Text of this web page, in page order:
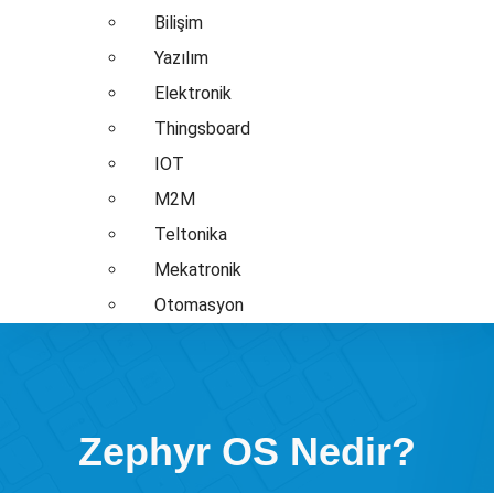
Bilişim
Yazılım
Elektronik
Thingsboard
IOT
M2M
Teltonika
Mekatronik
Otomasyon
Zephyr OS Nedir?